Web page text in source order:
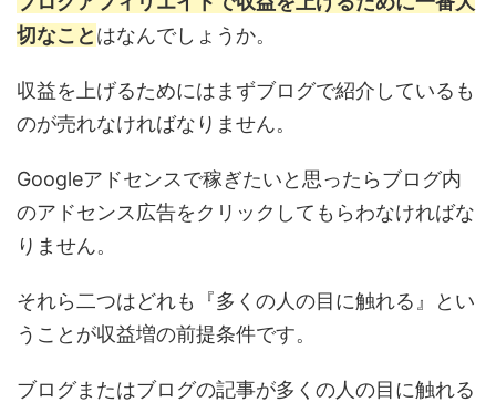
切なことはなんでしょうか。
収益を上げるためにはまずブログで紹介しているも
のが売れなければなりません。
Googleアドセンスで稼ぎたいと思ったらブログ内
のアドセンス広告をクリックしてもらわなければな
りません。
それら二つはどれも『多くの人の目に触れる』とい
うことが収益増の前提条件です。
ブログまたはブログの記事が多くの人の目に触れる